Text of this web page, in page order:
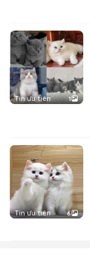
Tin ưu tiên 1
Tin ưu tiên 6